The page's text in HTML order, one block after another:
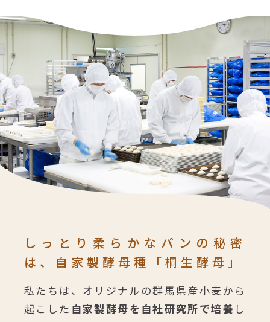
しっとり柔らかなパンの秘密
は、
自家製酵母種「桐生酵母」
私たちは、オリジナルの群馬県産小麦から
起こした 自家製酵母を自社研究所で培養 し